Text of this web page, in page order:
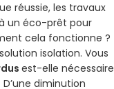
réussie, les travaux
un éco-prêt pour
cela fonctionne ?
isolation. Vous
est-elle nécessaire
diminution